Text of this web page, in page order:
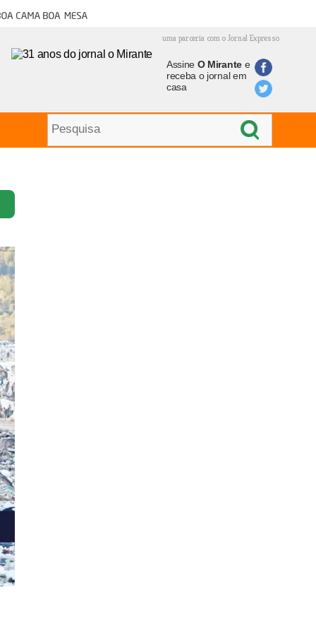
cama boa mesa
uma parceria com o Jornal Expresso
Assine O Mirantee
receba o jornal em
casa